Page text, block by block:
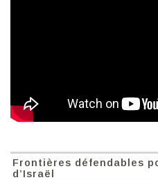
Frontières défendables
d’Israël